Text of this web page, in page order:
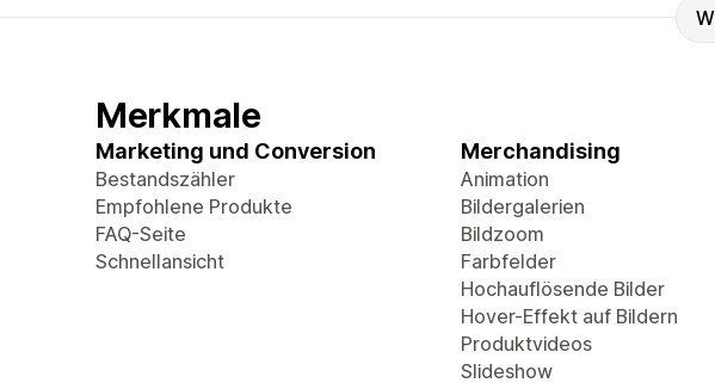
Merkmale
Marketing und Conversion
Bestandszähler
Empfohlene Produkte
FAQ-Seite
Schnellansicht
Merchandising
Animation
Bildergalerien
Bildzoom
Farbfelder
Hochauflösende Bilder
Hover-Effekt auf Bildern
Produktvideos
Slideshow